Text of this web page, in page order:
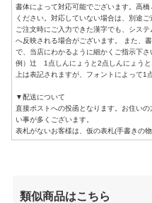
書体によって対応可能でございます。高
ください。対応していない場合は、別途ご
ご注文時にご入力できた漢字でも、シス
へ反映される場合がございます。 また、
で、当店にわかるように細かくご指示下さ
例）辻 1点しんにょうと2点しんにょう
上は表記されますが、フォントによって1
▼配送について
直接ポストへの投函となります。お住い
い事が多くございます。
表札がないお客様は、仮の表札(手書きの
類似商品はこちら